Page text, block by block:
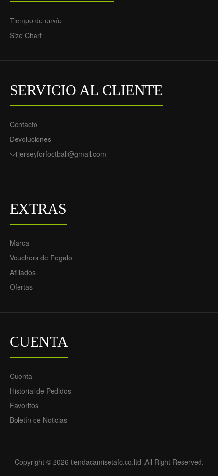
Camiseta de fútbol Inter
Equipación 2025-26 -
69.55€ 69.55€
Equipación 2025-26 -
Tiempo de envío
Size Chart
SERVICIO AL CLIENTE
Contacto
Devoluciones
jerseyforfootball@gmail.com
EXTRAS
Marca
Vouchers de Regalo
Afiliados
Ofertas
CUENTA
Cuenta
Historial de Pedidos
Favoritos
Boletín de Noticias
Copyright © 2026 tiendacamisetafc.co.ltd ,All Right Reserved.